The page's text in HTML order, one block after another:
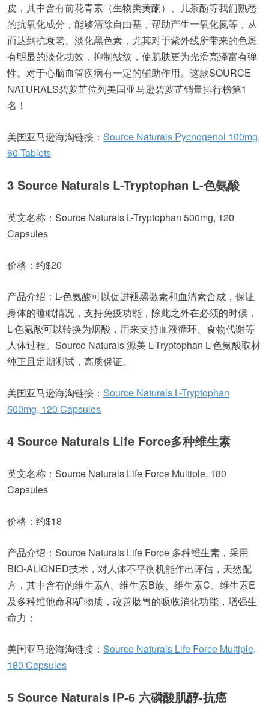
皮，其中含有前花青素（生物类黄酮）、儿茶酚等我们熟悉
的抗氧化成分，能够清除自由基，帮助产生一氧化氮等，从
而达到抗衰老、淡化黑色素，尤其对于紫外线所带来的色斑
有明显的淡化功效，抑制皱纹，使肌肤更为光滑亮泽富有弹
性。对于心脑血管疾病有一定的辅助作用。这款SOURCE
NATURALS碧萝芷位列美国亚马逊碧萝芷销量排行榜第1
名！
美国亚马逊海淘链接： Source Naturals Pycnogenol 100mg,
60 Tablets
3 Source Naturals L-Tryptophan L-色氨酸
英文名称：Source Naturals L-Tryptophan 500mg, 120
Capsules
价格：约$20
产品介绍：L-色氨酸可以促进褪黑激素和血清素合成，保证
身体的睡眠情况，支持免疫功能，除此之外在必须的时候，
L-色氨酸可以转换为烟酸，用来支持血液循环、食物代谢等
人体过程。Source Naturals 源美 L-Tryptophan L-色氨酸取材
纯正且定期测试，高质保证。
美国亚马逊海淘链接： Source Naturals L-Tryptophan
500mg, 120 Capsules
4 Source Naturals Life Force多种维生素
英文名称：Source Naturals Life Force Multiple, 180
Capsules
价格：约$18
产品介绍：Source Naturals Life Force 多种维生素，采用
BIO-ALIGNED技术，对人体不平衡机能作出评估，天然配
方，其中含有的维生素A、维生素B族、维生素C、维生素E
及多种维他命和矿物质，改善肠胃的吸收消化功能，增强生
命力；
美国亚马逊海淘链接： Source Naturals Life Force Multiple,
180 Capsules
5 Source Naturals IP-6 六磷酸肌醇-抗癌